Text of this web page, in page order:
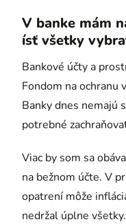
V banke mám
ísť všetky
Bankové účty a
Fondom na ochranu
Banky dnes nemajú
potrebné
Viac by som sa
na bežnom účte. V
opatrení môže
nedržal úplne všetky.